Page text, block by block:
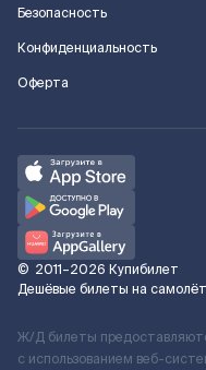
Безопасность
Конфиденциальность
Оферта
© 2011–2026 Купибилет
Дешёвые билеты на самолёт
Ж/Д билеты
с использованием веб-